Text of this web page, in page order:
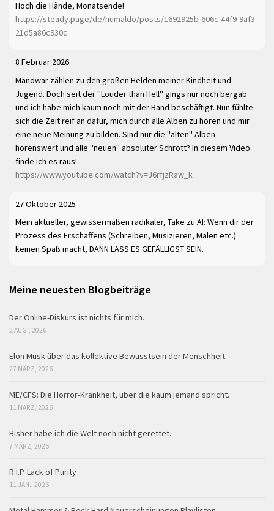
Hoch die Hände, Monatsende!
https://steady.page/de/humaldo/posts/1692925b-606c-44f9-9af3-
21d5a86c930c
8 Februar 2026
Manowar zählen zu den großen Helden meiner Kindheit und
Jugend. Doch seit der "Louder than Hell" gings nur noch bergab
und ich habe mich kaum noch mit der Band beschäftigt. Nun fühlte
sich die Zeit reif an dafür, mich durch alle Alben zu hören und mir
eine neue Meinung zu bilden. Sind nur die "alten" Alben
hörenswert und alle "neuen" absoluter Schrott? In diesem Video
finde ich es raus!
https://www.youtube.com/watch?v=J6rfjzRaw_k
27 Oktober 2025
Mein aktueller, gewissermaßen radikaler, Take zu AI: Wenn dir der
Prozess des Erschaffens (Schreiben, Musizieren, Malen etc.)
keinen Spaß macht, DANN LASS ES GEFÄLLIGST SEIN.
Meine neuesten Blogbeiträge
Der Online-Diskurs ist nichts für mich.
2 AUG., 2026
Elon Musk über das kollektive Bewusstsein der Menschheit
27 MÄRZ, 2026
ME/CFS: Die Horror-Krankheit, über die kaum jemand spricht.
11 MÄRZ, 2026
Bisher habe ich die Welt noch nicht gerettet.
7 MÄRZ, 2026
R.I.P. Lack of Purity
11 JAN., 2026